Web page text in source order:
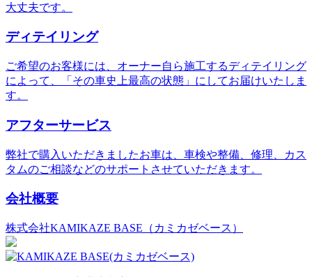
大丈夫です。
ディテイリング
ご希望のお客様には、オーナー自ら施工するディテイリング
によって、「その車史上最高の状態」にしてお届けいたしま
す。
アフターサービス
弊社で購入いただきましたお車は、車検や整備、修理、カス
タムのご相談などのサポートさせていただきます。
会社概要
株式会社KAMIKAZE BASE（カミカゼベース）